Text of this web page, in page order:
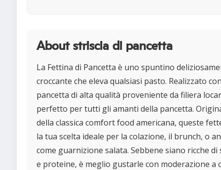
About striscia di pancetta
La Fettina di Pancetta è uno spuntino
croccante che eleva qualsiasi pasto. Realizzato
pancetta di alta qualità proveniente da filiera
perfetto per tutti gli amanti della pancetta.
della classica comfort food americana, queste
la tua scelta ideale per la colazione, il brunch, o
come guarnizione salata. Sebbene siano ricche di
e proteine, è meglio gustarle con moderazione a